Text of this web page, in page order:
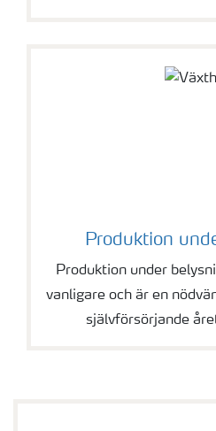
Produktion
Produktion under
vanligare och är en
självförsörjande